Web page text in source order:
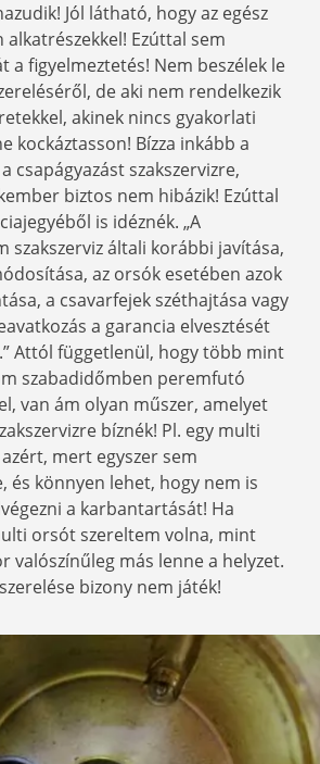
Jól látható, hogy az egész
alkatrészekkel! Ezúttal sem
a figyelmeztetés! Nem beszélek le
de aki nem rendelkezik
akinek nincs gyakorlati
kockáztasson! Bízza inkább a
csapágyazást szakszervizre,
biztos nem hibázik! Ezúttal
is idéznék. „A
szakszerviz általi korábbi javítása,
az orsók esetében azok
a csavarfejek széthajtása vagy
a garancia elvesztését
Attól függetlenül, hogy több mint
szabadidőmben peremfutó
van ám olyan műszer, amelyet
bíznék! Pl. egy multi
mert egyszer sem
és könnyen lehet, hogy nem is
a karbantartását! Ha
orsót szereltem volna, mint
valószínűleg más lenne a helyzet.
bizony nem játék!